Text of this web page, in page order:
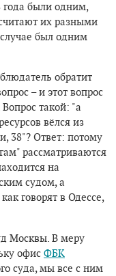
года были одним,
их разными
был одним
обратит
– и этот вопрос
Вопрос такой: "а
вёлся из
38"? Ответ: потому
рассматриваются
на
судом, а
говорят в Одессе,
Москвы. В меру
офис ФБК
суда, мы все с ним